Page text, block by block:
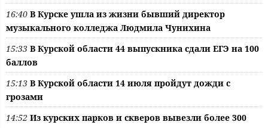
16:40 В Курске ушла из жизни бывший директор
музыкального колледжа Людмила Чунихина
15:33 В Курской области 44 выпускника сдали ЕГЭ на 100
баллов
15:13 В Курской области 14 июля пройдут дожди с
грозами
14:52 Из курских парков и скверов вывезли более 300